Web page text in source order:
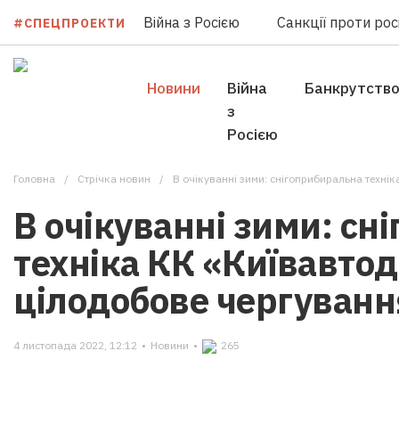
#СПЕЦПРОЕКТИ Війна з Росією Санкції проти
Новини
Війна
з
Росією
Банкрутство
Головна Стрічка новин В очікуванні зими: снігоприбиральна техніка КК
В очікуванні зими:
техніка КК
цілодобове
4 листопада 2022, 12:12 • Новини • 265